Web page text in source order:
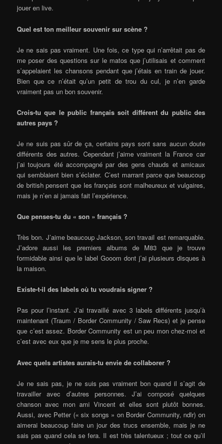
jouer en live.
Quel est ton meilleur souvenir sur scène ?
Je ne sais pas vraiment. Une fois, ce type qui n’arrêtait pas de
me poser des questions sur le matos que j’utilisais et comment
s’appelaient les chansons pendant que j’étais en train de jouer.
Bien que ce n’était qu’un petit de trou du cul, je n’en garde
vraiment pas un bon souvenir.
Crois-tu que le public français soit différent du public des
autres pays ?
Je ne suis pas sûr de ça, certains pays sont sans aucun doute
différents des autres. Cependant j’aime vraiment la France car
j’ai toujours été accompagné par des gens chauds et amicaux
qui semblaient bien s’éclater. C’est marrant parce que beaucoup
de british pensent que les français sont malheureux et vulgaires,
mais je n’en ai jamais fait l’expérience.
Que penses-tu du « son » français ?
Très bon. J’aime beaucoup Jackson, son travail est remarquable.
J’adore aussi les premiers albums de M83 que je trouve
formidable ainsi que le label Gooom dont j’ai plusieurs disques à
la maison.
Existe-t-il des labels où tu voudrais signer ?
Pas pour l’instant. J’ai travaillé avec 3 labels différents jusqu’à
maintenant (Traum / Border Community / Saw Recs) et je pense
que c’est assez. Border Community est un peu mon chez-moi et
c’est avec eux que je me sens le plus proche.
Avec quels artistes aurais-tu envie de collaborer ?
Je ne sais pas, je ne suis pas vraiment bon quand il s’agit de
travailler avec d’autres personnes. J’ai composé quelques
chanson avec mon ami Vincent et elles sont plutôt bonnes.
Aussi, avec Petter (« six songs » on Border Community, ndlr) on
aimerai beaucoup faire un jour des trucs ensemble, mais je ne
sais pas quand cela se fera. Il est très talentueux ; tout ce qu’il